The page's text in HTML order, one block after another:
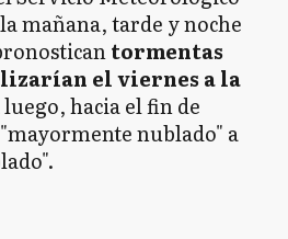
mañana, tarde y noche
tormentas
el viernes a la
luego, hacia el fin de
nublado" a